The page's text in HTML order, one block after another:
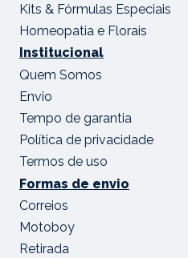
Kits & Fórmulas Especiais
Homeopatia e Florais
Institucional
Quem Somos
Envio
Tempo de garantia
Política de privacidade
Termos de uso
Formas de envio
Correios
Motoboy
Retirada